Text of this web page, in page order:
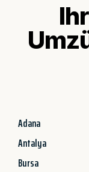
Adana
Antalya
Bursa